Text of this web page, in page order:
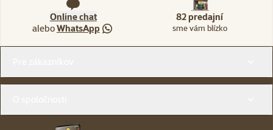
Online chat
aleboWhatsApp
82 predajní
sme vám blízko